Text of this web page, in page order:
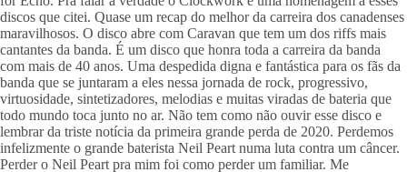
discos que citei. Quase um recap do melhor da carreira dos canadenses
maravilhosos. O disco abre com Caravan que tem um dos riffs mais
cantantes da banda. É um disco que honra toda a carreira da banda
com mais de 40 anos. Uma despedida digna e fantástica para os fãs da
banda que se juntaram a eles nessa jornada de rock, progressivo,
virtuosidade, sintetizadores, melodias e muitas viradas de bateria que
todo mundo toca junto no ar. Não tem como não ouvir esse disco e
lembrar da triste notícia da primeira grande perda de 2020. Perdemos
infelizmente o grande baterista Neil Peart numa luta contra um câncer.
Perder o Neil Peart pra mim foi como perder um familiar. Me